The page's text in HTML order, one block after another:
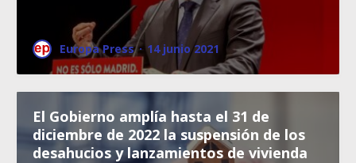
Europa Press · 14 junio 2021
El Gobierno amplía hasta el 31 de
diciembre de 2022 la suspensión de los
desahucios y lanzamientos de vivienda